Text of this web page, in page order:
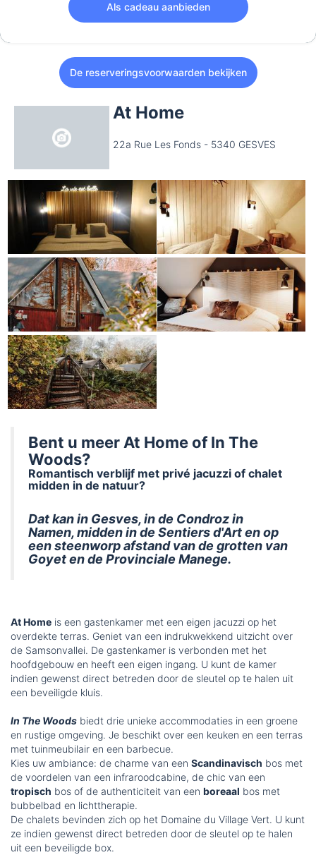
Als cadeau aanbieden
De reserveringsvoorwaarden bekijken
At Home
22a Rue Les Fonds - 5340 GESVES
Bent u meer At Home of In The
Woods?
Romantisch verblijf met privé jacuzzi of chalet
midden in de natuur?
Dat kan in Gesves, in de Condroz in
Namen, midden in de Sentiers d'Art en op
een steenworp afstand van de grotten van
Goyet en de Provinciale Manege.
At Home is een gastenkamer met een eigen jacuzzi op het
overdekte terras. Geniet van een indrukwekkend uitzicht over
de Samsonvallei. De gastenkamer is verbonden met het
hoofdgebouw en heeft een eigen ingang. U kunt de kamer
indien gewenst direct betreden door de sleutel op te halen uit
een beveiligde kluis.
In The Woods biedt drie unieke accommodaties in een groene
en rustige omgeving. Je beschikt over een keuken en een terras
met tuinmeubilair en een barbecue.
Kies uw ambiance: de charme van een Scandinavisch bos met
de voordelen van een infraroodcabine, de chic van een
tropisch bos of de authenticiteit van een boreaal bos met
bubbelbad en lichttherapie.
De chalets bevinden zich op het Domaine du Village Vert. U kunt
ze indien gewenst direct betreden door de sleutel op te halen
uit een beveiligde box.